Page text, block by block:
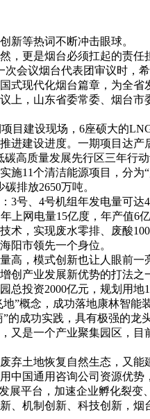
新等热词不断冲击眼球。
，更是烟台必须扛起的责任
会议烟台代表团审议时
式现代化烟台篇章，为全省
上，山东省委常委、烟台
建设现场，6座硕大的
建设进度。一期项目达
高质量发展先行区三年行
施11个清洁能源项目，分
排放2650万吨。
号、4号机组年发电量可
上网电量15亿度，年产值
，实现废水零排、废酸
阳市领先一个身位。
高，模式创新也让人眼前一
创产业发展新优势的打法
投资2000亿元，规划用地
”概念，成功落地康林智
的成功实践，具有极强的龙
又是一个产业聚集园区，
弃土地恢复自然生态，又
中国通用咨询公司资源优
平台，加速企业孵化裂变
、机制创新、科技创新，